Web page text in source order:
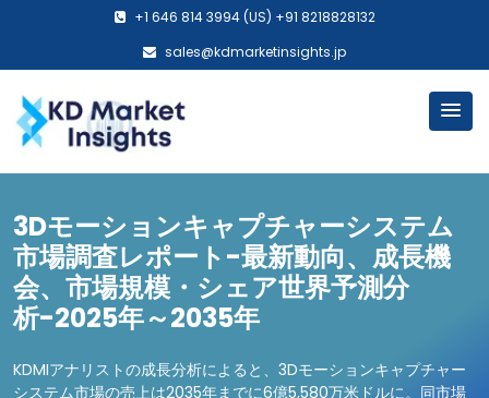
+1 646 814 3994 (US) +91 8218828132
sales@kdmarketinsights.jp
3Dモーションキャプチャーシステム
市場調査レポート-最新動向、成長機
会、市場規模・シェア世界予測分
析-2025年～2035年
KDMIアナリストの成長分析によると、3Dモーションキャプチャー
システム市場の売上は2035年までに6億5,580万米ドルに。同市場